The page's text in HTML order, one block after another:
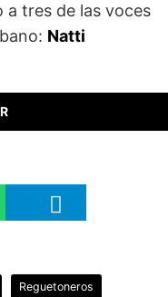
tres de las voces
Natti
Reguetoneros